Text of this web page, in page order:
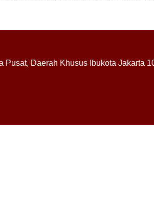
Pusat, Daerah Khusus Ibukota Jakarta